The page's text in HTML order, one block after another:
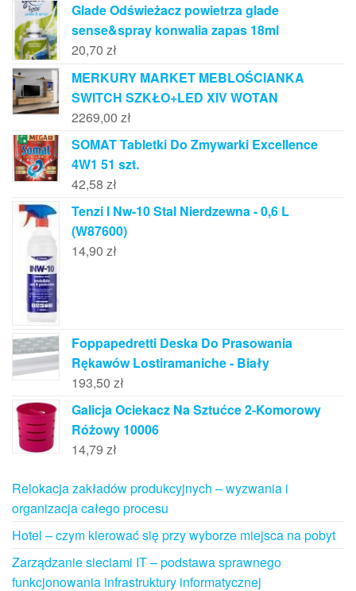
Glade Odświeżacz powietrza glade
sense&spray konwalia zapas 18ml
20,70 zł
MERKURY MARKET MEBLOŚCIANKA
SWITCH SZKŁO+LED XIV WOTAN
2269,00 zł
SOMAT Tabletki Do Zmywarki Excellence
4W1 51 szt.
42,58 zł
Tenzi I Nw-10 Stal Nierdzewna - 0,6 L
(W87600)
14,90 zł
Foppapedretti Deska Do Prasowania
Rękawów Lostiramaniche - Biały
193,50 zł
Galicja Ociekacz Na Sztućce 2-Komorowy
Różowy 10006
14,79 zł
Relokacja zakładów produkcyjnych – wyzwania i
organizacja całego procesu
Hotel – czym kierować się przy wyborze miejsca na pobyt
Zarządzanie sieciami IT – podstawa sprawnego
funkcjonowania infrastruktury informatycznej